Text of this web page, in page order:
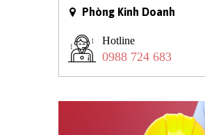
Phòng Kinh Doanh
Hotline
0988 724 683